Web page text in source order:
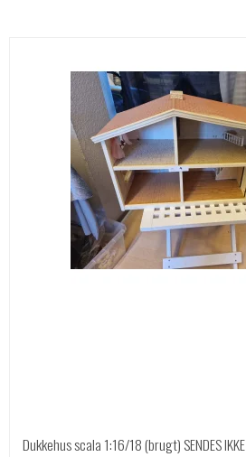
Dukkehus scala 1:16/18 (brugt) SENDES IKKE